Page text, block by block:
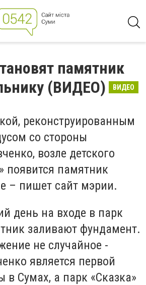
памятник
(ВИДЕО)
ВИДЕО
реконструированным
со стороны
возле детского
появится памятник
– пишет сайт мэрии.
день на входе в парк
заливают фундамент.
не случайное -
является первой
в Сумах, а парк «Сказка»